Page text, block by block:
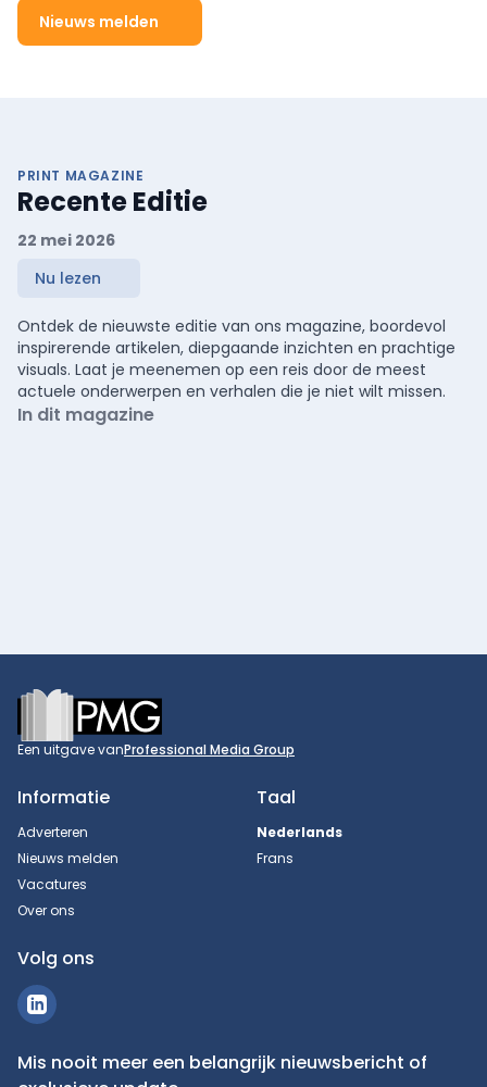
Nieuws melden
PRINT MAGAZINE
Recente Editie
22 mei 2026
Nu lezen
Ontdek de nieuwste editie van ons magazine, boordevol
inspirerende artikelen, diepgaande inzichten en prachtige
visuals. Laat je meenemen op een reis door de meest
actuele onderwerpen en verhalen die je niet wilt missen.
In dit magazine
Footer
Een uitgave vanProfessional Media Group
Informatie
Adverteren
Nieuws melden
Vacatures
Over ons
Taal
Nederlands
Frans
Volg ons
Mis nooit meer een belangrijk nieuwsbericht of